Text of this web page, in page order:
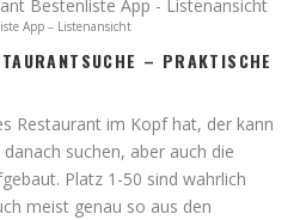
App – Listenansicht
– PRAKTISCHE
Restaurant im Kopf hat, der kann
suchen, aber auch die
Platz 1-50 sind wahrlich
meist genau so aus den